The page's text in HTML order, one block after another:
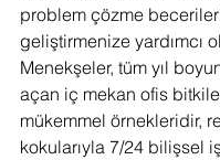
problem çözme
geliştirmenize yardımcı
Menekşeler, tüm yıl
açan iç mekan ofis
mükemmel örnekleridir,
kokularıyla 7/24 bilişsel